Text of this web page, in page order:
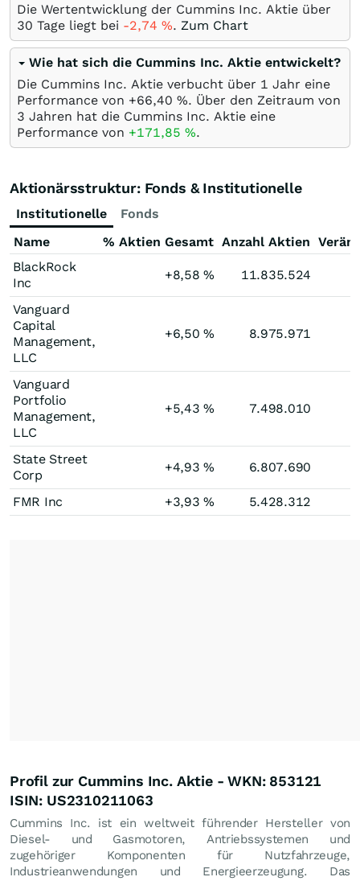
Die Wertentwicklung der Cummins Inc. Aktie über
30 Tage liegt bei -2,74 %. Zum Chart
Wie hat sich die Cummins Inc. Aktie entwickelt?
Die Cummins Inc. Aktie verbucht über 1 Jahr eine
Performance von +66,40 %. Über den Zeitraum von
3 Jahren hat die Cummins Inc. Aktie eine
Performance von +171,85 %.
Aktionärsstruktur: Fonds & Institutionelle
Institutionelle
Fonds
Name
% Aktien Gesamt Anzahl Aktien
BlackRock
Inc
+8,58% 11.835.524
Vanguard
Capital
Management,
LLC
+6,50% 8.975.971
Vanguard
Portfolio
Management,
LLC
+5,43% 7.498.010
State Street
Corp
+4,93% 6.807.690
FMR Inc +3,93% 5.428.312
Profil zur Cummins Inc. Aktie - WKN: 853121
ISIN: US2310211063
Cummins Inc. ist ein weltweit führender Hersteller von
Diesel- und Gasmotoren, Antriebssystemen und
zugehöriger Komponenten für Nutzfahrzeuge,
Industrieanwendungen und Energieerzeugung. Das